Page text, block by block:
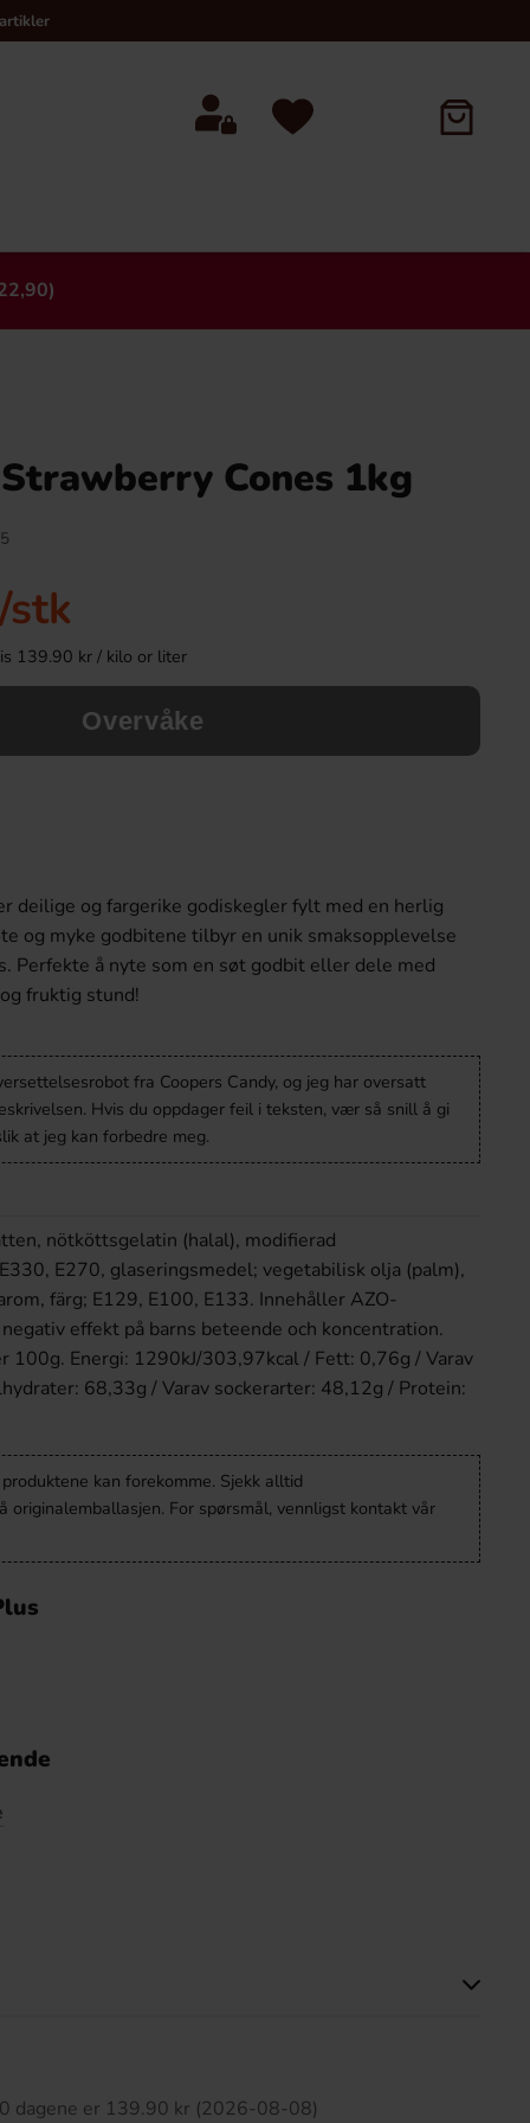
16.91 kr
Köp Köp
Cones 1kg
/stk
139.90 kr / kilo or liter
Overvåke
deilige og fargerike godiskegler fylt med en herlig
og myke godbitene tilbyr en unik smaksopplevelse
Perfekte å nyte som en søt godbit eller dele med
fruktig stund!
fra Coopers Candy, og jeg har oversatt
Hvis du oppdager feil i teksten, vær så snill å gi
at jeg kan forbedre meg.
nötköttsgelatin (halal), modifierad
E270, glaseringsmedel; vegetabilisk olja (palm),
färg; E129, E100, E133. Innehåller AZO-
effekt på barns beteende och koncentration.
100g. Energi: 1290kJ/303,97kcal / Fett: 0,76g / Varav
68,33g / Varav sockerarter: 48,12g / Protein:
kan forekomme. Sjekk alltid
originalemballasjen. For spørsmål, vennligst kontakt vår
dagene er 139.90 kr (2026-08-08)